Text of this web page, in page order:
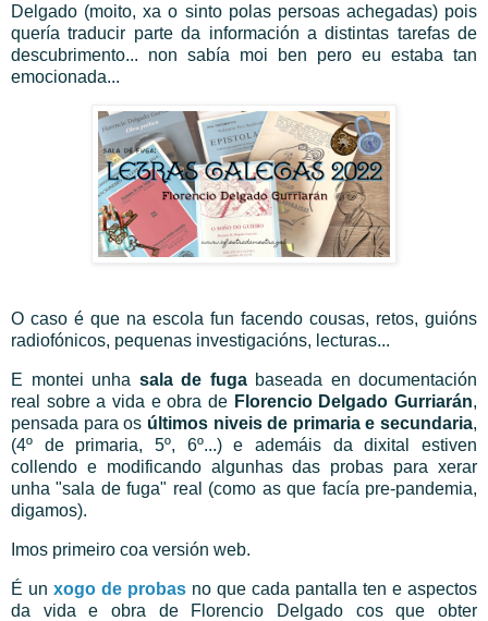
Delgado (moito, xa o sinto polas persoas achegadas) pois
quería traducir parte da información a distintas tarefas de
descubrimento... non sabía moi ben pero eu estaba tan
emocionada...
O caso é que na escola fun facendo cousas, retos, guións
radiofónicos, pequenas investigacións, lecturas...
E montei unha sala de fugabaseada en documentación
real sobre a vida e obra de Florencio Delgado Gurriarán,
pensada para os últimos niveis de primaria e secundaria,
(4º de primaria, 5º, 6º...) e ademáis da dixital estiven
collendo e modificando algunhas das probas para xerar
unha "sala de fuga" real (como as que facía pre-pandemia,
digamos).
Imos primeiro coa versión web.
É un xogo de probas no que cada pantalla ten e aspectos
da vida e obra de Florencio Delgado cos que obter